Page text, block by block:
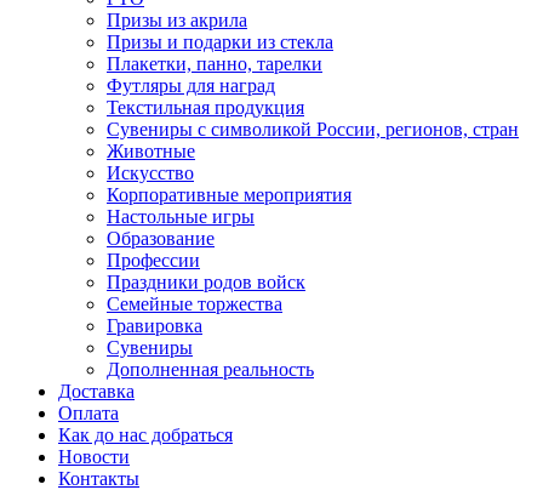
Призы из акрила
Призы и подарки из стекла
Плакетки, панно, тарелки
Футляры для наград
Текстильная продукция
Сувениры с символикой России, регионов, стран
Животные
Искусство
Корпоративные мероприятия
Настольные игры
Образование
Профессии
Праздники родов войск
Семейные торжества
Гравировка
Сувениры
Дополненная реальность
Доставка
Оплата
Как до нас добраться
Новости
Контакты